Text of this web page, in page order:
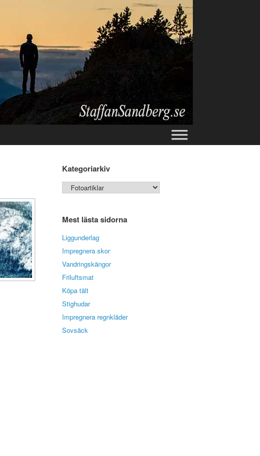
Kategoriarkiv
Kategoriarkiv
Mest lästa sidorna
Liggunderlag
Impregnera skor
Vandringskängor
Friluftsmat
Köpa tält
Stighudar
Impregnera regnkläder
Sovsäck